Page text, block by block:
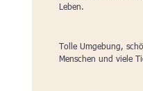
Leben.
Tolle Umgebung,
Menschen und viele